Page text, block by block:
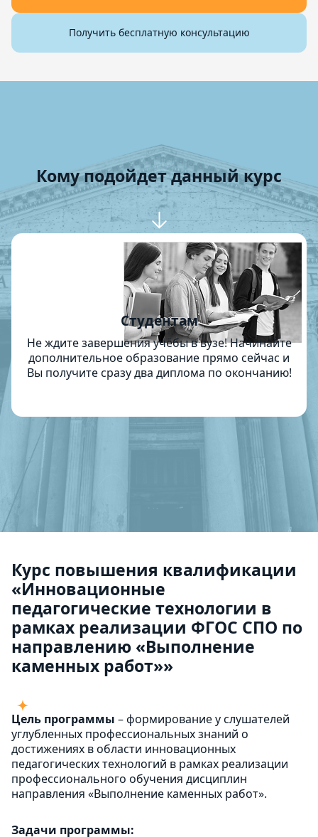
Получить бесплатную консультацию
Кому подойдет данный курс
Студентам
Не ждите завершения учёбы в вузе! Начинайте
дополнительное образование прямо сейчас и
Вы получите сразу два диплома по окончанию!
Курс повышения квалификации
«Инновационные
педагогические технологии в
рамках реализации ФГОС СПО по
направлению «Выполнение
каменных работ»»
Цель программы – формирование у слушателей
углубленных профессиональных знаний о
достижениях в области инновационных
педагогических технологий в рамках реализации
профессионального обучения дисциплин
направления «Выполнение каменных работ».
Задачи программы: